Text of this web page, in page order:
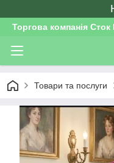
Торгова компанія Сток
Товари та послуги